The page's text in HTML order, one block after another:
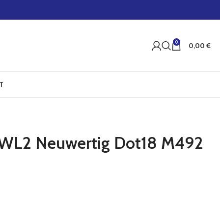
0 0,00 €
Neuwertig Dot18 M492